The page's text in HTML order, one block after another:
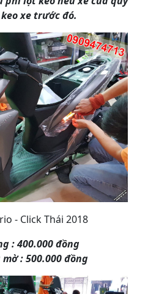
xe trước đó.
- Click Thái 2018
: 400.000 đồng
: 500.000 đồng